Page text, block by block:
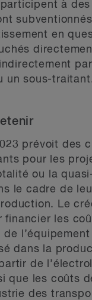
à des
en
un sous-
prévoit des
pour les
ou la
le cadre de
Le
financier les
l’équipement
dans la
de
que les coûts
des